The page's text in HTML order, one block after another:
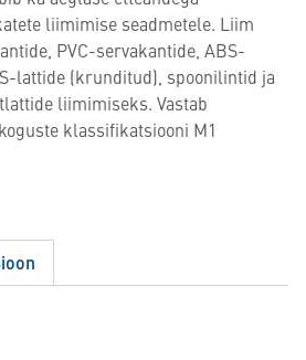
liimimise seadmetele. Liim
PVC-servakantide, ABS-
lattide (krunditud), spoonilintid ja
liimimiseks. Vastab
klassifikatsiooni M1